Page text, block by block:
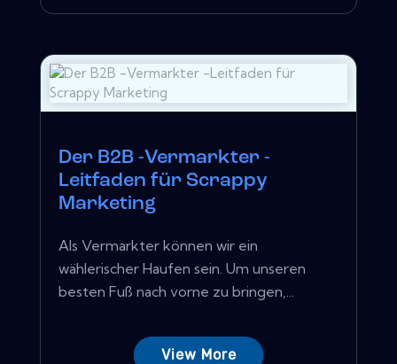
Der B2B -Vermarkter -
Leitfaden für Scrappy
Marketing
Als Vermarkter können wir ein
wählerischer Haufen sein. Um unseren
besten Fuß nach vorne zu bringen,...
View More